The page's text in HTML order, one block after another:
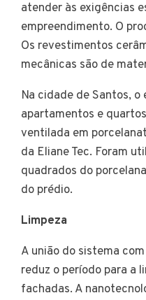
atender às exigências
empreendimento. O
Os revestimentos
mecânicas são de
Na cidade de Santos,
apartamentos e
ventilada em
da Eliane Tec. Foram
quadrados do
do prédio.
Limpeza
A união do sistema
reduz o período para a
fachadas. A